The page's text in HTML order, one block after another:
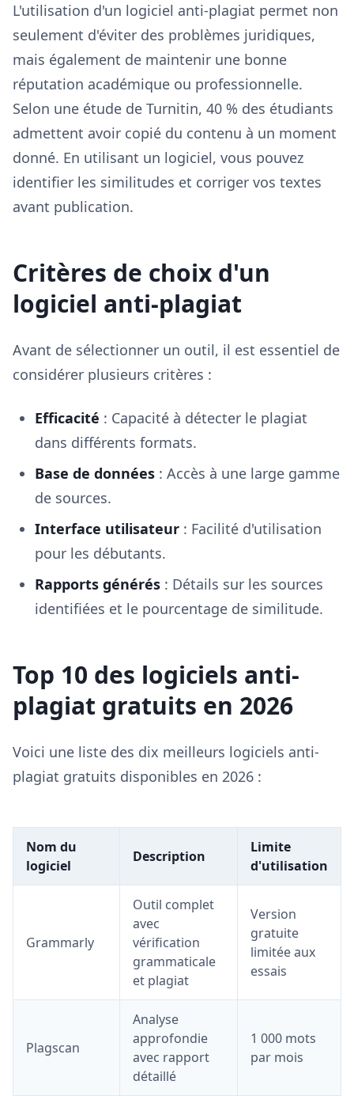
L'utilisation d'un logiciel anti-plagiat permet non
seulement d'éviter des problèmes juridiques,
mais également de maintenir une bonne
réputation académique ou professionnelle.
Selon une étude de Turnitin, 40 % des étudiants
admettent avoir copié du contenu à un moment
donné. En utilisant un logiciel, vous pouvez
identifier les similitudes et corriger vos textes
avant publication.
Critères de choix d'un
logiciel anti-plagiat
Avant de sélectionner un outil, il est essentiel de
considérer plusieurs critères :
Efficacité : Capacité à détecter le plagiat
dans différents formats.
Base de données : Accès à une large gamme
de sources.
Interface utilisateur : Facilité d'utilisation
pour les débutants.
Rapports générés : Détails sur les sources
identifiées et le pourcentage de similitude.
Top 10 des logiciels anti-
plagiat gratuits en 2026
Voici une liste des dix meilleurs logiciels anti-
plagiat gratuits disponibles en 2026 :
Nom du
logiciel
Description
Limite
d'utilisation
Grammarly
Outil complet
avec
vérification
grammaticale
et plagiat
Version
gratuite
limitée aux
essais
Plagscan
Analyse
approfondie
avec rapport
détaillé
1 000 mots
par mois